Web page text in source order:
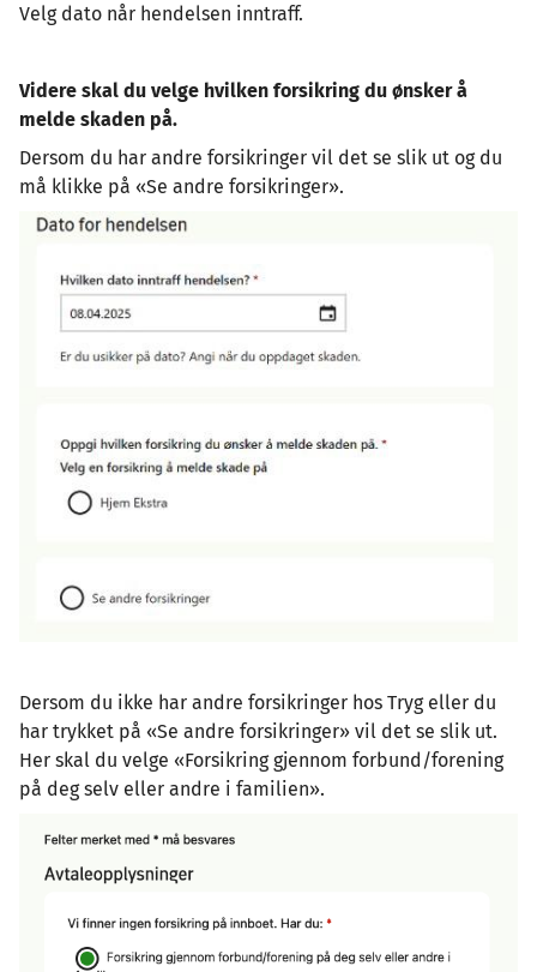
Velg dato når hendelsen inntraff.
Videre skal du velge hvilken forsikring du ønsker å
melde skaden på.
Dersom du har andre forsikringer vil det se slik ut og du
må klikke på «Se andre forsikringer».
Image
Dersom du ikke har andre forsikringer hos Tryg eller du
har trykket på «Se andre forsikringer» vil det se slik ut.
Her skal du velge «Forsikring gjennom forbund/forening
på deg selv eller andre i familien».